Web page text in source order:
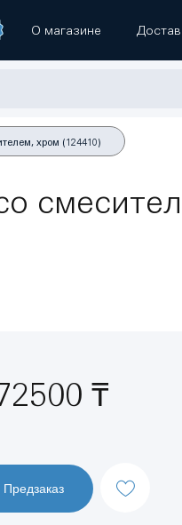
О магазине
хром (124410)
₸
Предзаказ